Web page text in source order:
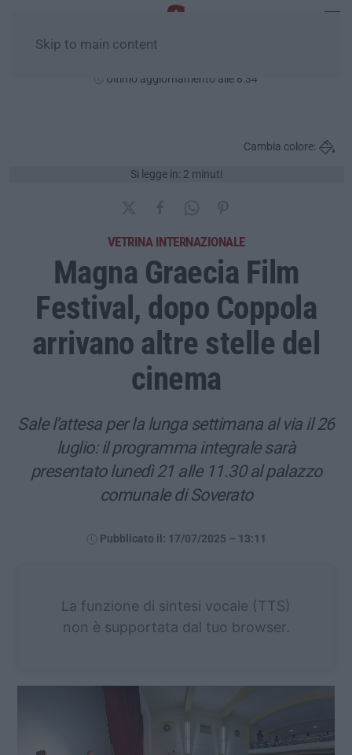
Skip to main content
Ultimo aggiornamento alle 8:34
Si legge in: 2 minuti
Cambia colore:
VETRINA INTERNAZIONALE
Magna Graecia Film
Festival, dopo Coppola
arrivano altre stelle del
cinema
Sale l’attesa per la lunga settimana al via il 26
luglio: il programma integrale sarà
presentato lunedì 21 alle 11.30 al palazzo
comunale di Soverato
Pubblicato il: 17/07/2025 – 13:11
La funzione di sintesi vocale (TTS)
non è supportata dal tuo browser.